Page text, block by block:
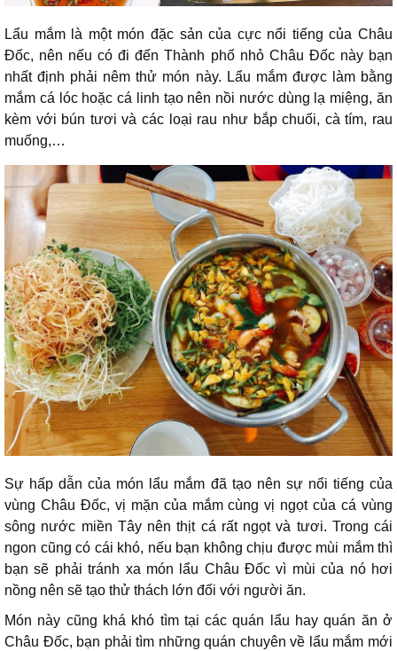
Lẩu mắm là một món đặc sản của cực nổi tiếng của Châu
Đốc, nên nếu có đi đến Thành phố nhỏ Châu Đốc này bạn
nhất định phải nêm thử món này. Lẩu mắm được làm bằng
mắm cá lóc hoặc cá linh tạo nên nồi nước dùng lạ miệng, ăn
kèm với bún tươi và các loại rau như bắp chuối, cà tím, rau
muống,…
Sự hấp dẫn của món lẩu mắm đã tạo nên sự nổi tiếng của
vùng Châu Đốc, vị mặn của mắm cùng vị ngọt của cá vùng
sông nước miền Tây nên thịt cá rất ngọt và tươi. Trong cái
ngon cũng có cái khó, nếu bạn không chịu được mùi mắm thì
bạn sẽ phải tránh xa món lẩu Châu Đốc vì mùi của nó hơi
nồng nên sẽ tạo thử thách lớn đối với người ăn.
Món này cũng khá khó tìm tại các quán lẩu hay quán ăn ở
Châu Đốc, bạn phải tìm những quán chuyên về lẩu mắm mới